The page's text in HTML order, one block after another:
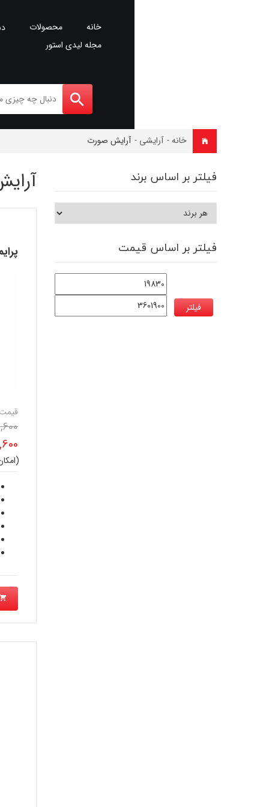
خانه محصولات
مجله لیدی استور
خانه - آرایشی - آرایش صورت
فیلتر بر اساس برند
فیلتر بر اساس قیمت
فیلتر
قیمت